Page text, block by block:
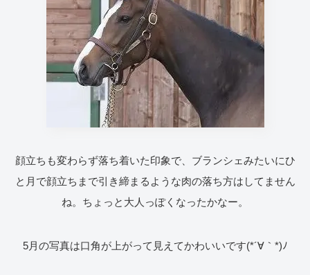
顔立ちも変わらず落ち着いた印象で、ブランシェみたいにひ
と月で顔立ちまで引き締まるような肉の落ち方はしてません
ね。ちょっと大人っぽくなったかなー。
5月の写真は口角が上がって見えてかわいいです(*´∀｀*)ﾉ